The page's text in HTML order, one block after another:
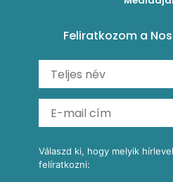
Carbonara
Shakshuka
Ratatouille
Mexikói húsleves kukorica
Almás-kéksajtos kukoricasaláta
Köretek
Reggeli receptek
Feliratkozom a
Válaszd ki, hogy melyik
felíratkozni: